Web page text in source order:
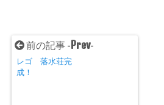
前の記事 - Prev-
レゴ 落水荘完
成！